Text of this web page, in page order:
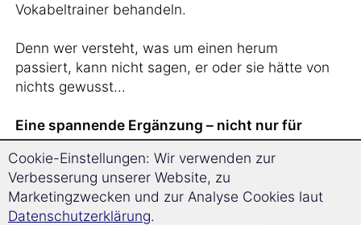
Vokabeltrainer behandeln.
Denn wer versteht, was um einen herum
passiert, kann nicht sagen, er oder sie hätte von
nichts gewusst...
Eine spannende Ergänzung – nicht nur für
Singles.
Sie haben
Cookie-Einstellungen: Wir verwenden zur
Verbesserung unserer Website, zu
Marketingzwecken und zur Analyse Cookies laut
Datenschutzerklärung.